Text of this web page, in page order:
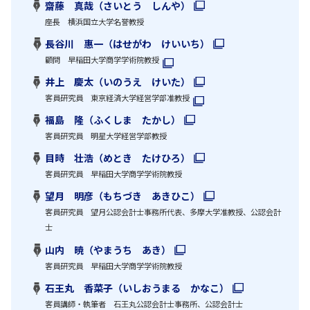
齋藤 真哉（さいとう しんや）
座長 横浜国立大学名誉教授
長谷川 惠一（はせがわ けいいち）
顧問 早稲田大学商学学術院教授
井上 慶太（いのうえ けいた）
客員研究員 東京経済大学経営学部准教授
福島 隆（ふくしま たかし）
客員研究員 明星大学経営学部教授
目時 壮浩（めとき たけひろ）
客員研究員 早稲田大学商学学術院教授
望月 明彦（もちづき あきひこ）
客員研究員 望月公認会計士事務所代表、多摩大学准教授、公認会計
士
山内 暁（やまうち あき）
客員研究員 早稲田大学商学学術院教授
石王丸 香菜子（いしおうまる かなこ）
客員講師・執筆者 石王丸公認会計士事務所、公認会計士